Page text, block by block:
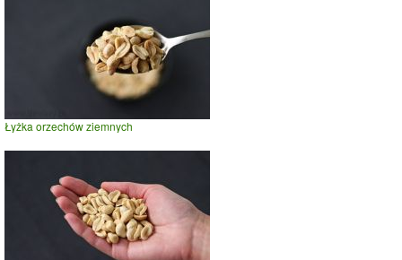
Łyżka orzechów ziemnych